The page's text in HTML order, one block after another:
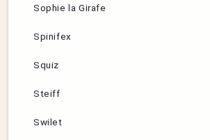
Sophie la Girafe
Spinifex
Squiz
Steiff
Swilet